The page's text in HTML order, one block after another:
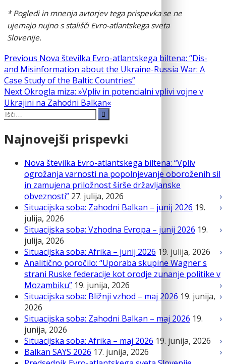
*Pogledi in mnenja avtorjev tega prispevka se ne
ujemajo nujno s stališči Evro-atlantskega sveta
Slovenije.
Navigacija
prispevka
Previous Previous
post:
Nova številka Evro-atlantskega biltena: “Dis-
and Misinformation about the Ukraine-Russia War: A
Case Study of the Baltic Countries”
NextNext
post:
Okrogla miza: »Vpliv in potencialni vplivi vojne v
Ukrajini na Zahodni Balkan«
Search
Najnovejši prispevki
Nova številka Evro-atlantskega biltena: “Vpliv
ogrožanja varnosti na popolnjevanje oboroženih sil
in zamujena priložnost širše državljanske
obveznosti” 27. julija, 2026
Situacijska soba: Zahodni Balkan – junij 2026 19.
julija, 2026
Situacijska soba: Vzhodna Evropa – junij 2026 19.
julija, 2026
Situacijska soba: Afrika – junij 2026 19. julija, 2026
Analitično poročilo: “Uporaba skupine Wagner s
strani Ruske federacije kot orodje zunanje politike v
Mozambiku” 19. junija, 2026
Situacijska soba: Bližnji vzhod – maj 2026 19. junija,
2026
Situacijska soba: Zahodni Balkan – maj 2026 19.
junija, 2026
Situacijska soba: Afrika – maj 2026 19. junija, 2026
Balkan SAYS 2026 17. junija, 2026